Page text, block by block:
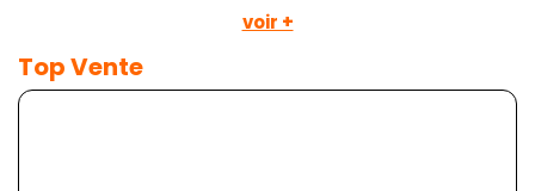
voir +
Top Vente